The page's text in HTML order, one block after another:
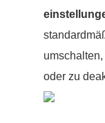
oder zu